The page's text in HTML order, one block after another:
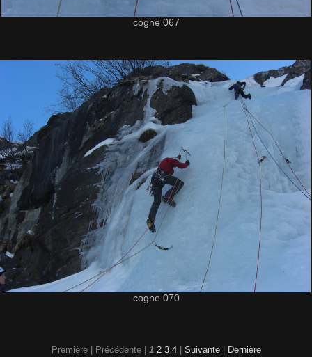
cogne 067
cogne 070
Première | Précédente | 1 2 3 4 Suivante Dernière